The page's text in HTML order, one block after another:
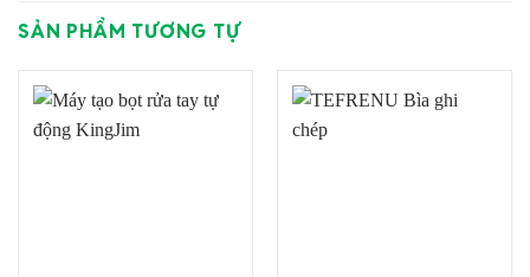
SẢN PHẨM TƯƠNG TỰ